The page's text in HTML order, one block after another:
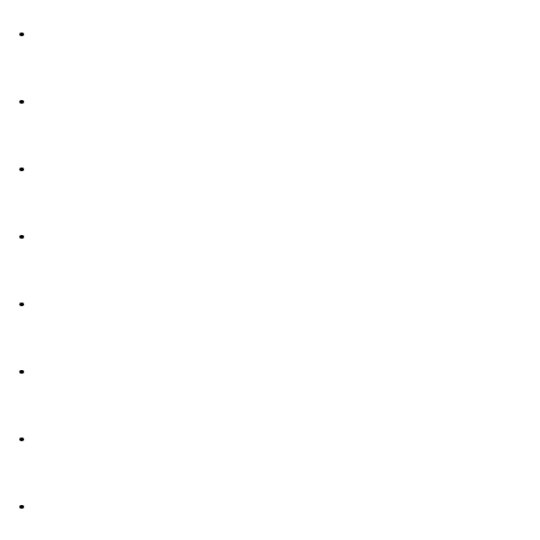
.
.
.
.
.
.
.
.